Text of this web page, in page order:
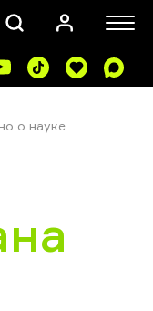
ПОИСК
о науке